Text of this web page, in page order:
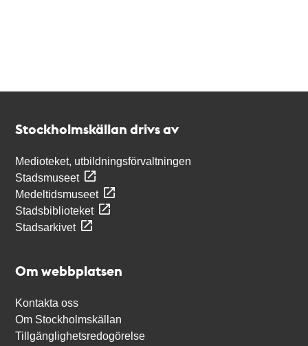
Stockholmskällan drivs av
Medioteket, utbildningsförvaltningen
Stadsmuseet
Medeltidsmuseet
Stadsbiblioteket
Stadsarkivet
Om webbplatsen
Kontakta oss
Om Stockholmskällan
Tillgänglighetsredogörelse